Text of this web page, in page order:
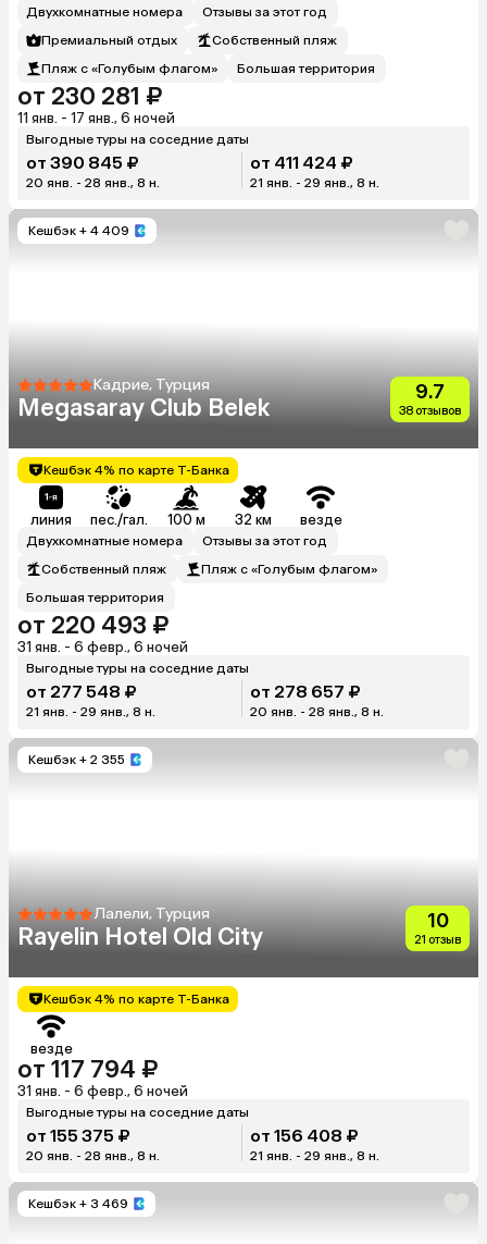
Двухкомнатные номера
Отзывы за этот год
Премиальный отдых
Собственный пляж
Пляж с «Голубым флагом»
Большая территория
от 230 281 ₽
11 янв. - 17 янв., 6 ночей
Выгодные туры на соседние даты
от 390 845 ₽
20 янв. - 28 янв., 8 н.
от 411 424 ₽
21 янв. - 29 янв., 8 н.
Кешбэк + 4 409
Кадрие, Турция
Megasaray Club Belek
9.7
38 отзывов
Кешбэк 4% по карте Т-Банка
линия пес./гал. 100 м 32 км везде
Двухкомнатные номера
Отзывы за этот год
Собственный пляж
Пляж с «Голубым флагом»
Большая территория
от 220 493 ₽
31 янв. - 6 февр., 6 ночей
Выгодные туры на соседние даты
от 277 548 ₽
21 янв. - 29 янв., 8 н.
от 278 657 ₽
20 янв. - 28 янв., 8 н.
Кешбэк + 2 355
Лалели, Турция
Rayelin Hotel Old City
10
21 отзыв
Кешбэк 4% по карте Т-Банка
везде
от 117 794 ₽
31 янв. - 6 февр., 6 ночей
Выгодные туры на соседние даты
от 155 375 ₽
20 янв. - 28 янв., 8 н.
от 156 408 ₽
21 янв. - 29 янв., 8 н.
Кешбэк + 3 469